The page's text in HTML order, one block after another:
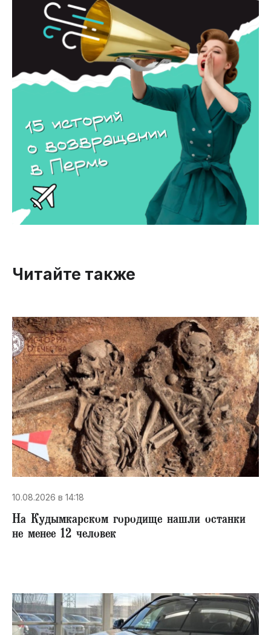
Читайте также
10.08.2026 в 14:18
На Кудымкарском городище нашли останки
не менее 12 человек